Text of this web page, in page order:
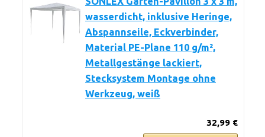
wasserdicht, inklusive Heringe,
Abspannseile, Eckverbinder,
Material PE-Plane 110 g/m²,
Metallgestänge lackiert,
Stecksystem Montage ohne
Werkzeug, weiß
32,99 €